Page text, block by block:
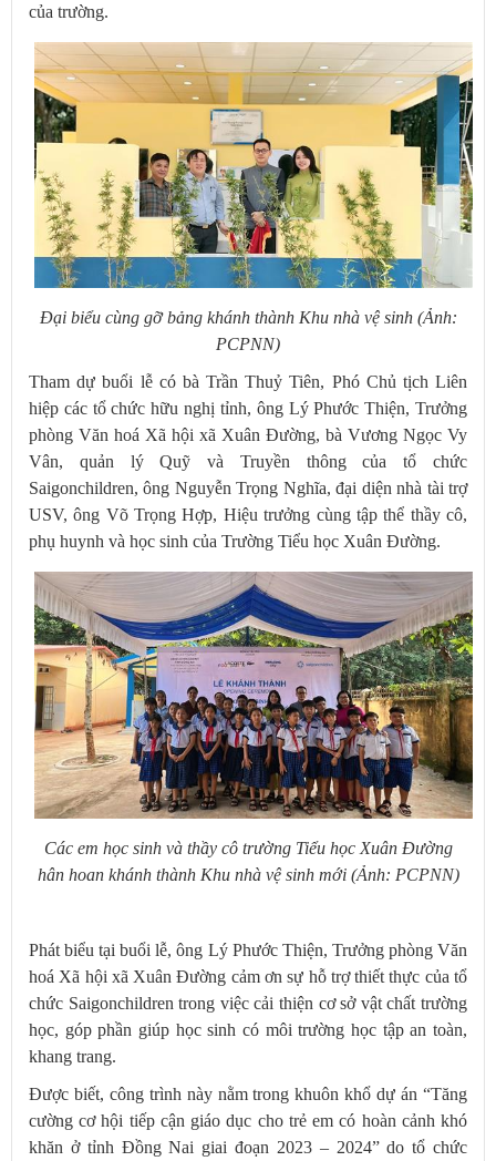
của trường.
Đại biểu cùng gỡ bảng khánh thành Khu nhà vệ sinh (Ảnh:
PCPNN)​
Tham dự buổi lễ có bà Trần Thuỷ Tiên, Phó Chủ tịch Liên
hiệp các tổ chức hữu nghị tỉnh, ông Lý Phước Thiện, Trưởng
phòng Văn hoá Xã hội xã Xuân Đường, bà Vương Ngọc Vy
Vân, quản lý Quỹ và Truyền thông của tổ chức
Saigonchildren, ông Nguyễn Trọng Nghĩa, đại diện nhà tài trợ
USV, ông Võ Trọng Hợp, Hiệu trưởng cùng tập thể thầy cô,
phụ huynh và học sinh của Trường Tiểu học Xuân Đường.
Các em học sinh và thầy cô trường Tiểu học Xuân Đường
hân hoan khánh thành Khu nhà vệ sinh mới (Ảnh: PCPNN)
Phát biểu tại buổi lễ, ông Lý Phước Thiện, Trưởng phòng Văn
hoá Xã hội xã Xuân Đường cảm ơn sự hỗ trợ thiết thực của tổ
chức Saigonchildren trong việc cải thiện cơ sở vật chất trường
học, góp phần giúp học sinh có môi trường học tập an toàn,
khang trang.
Được biết, công trình này nằm trong khuôn khổ dự án “Tăng
cường cơ hội tiếp cận giáo dục cho trẻ em có hoàn cảnh khó
khăn ở tỉnh Đồng Nai giai đoạn 2023 – 2024” do tổ chức